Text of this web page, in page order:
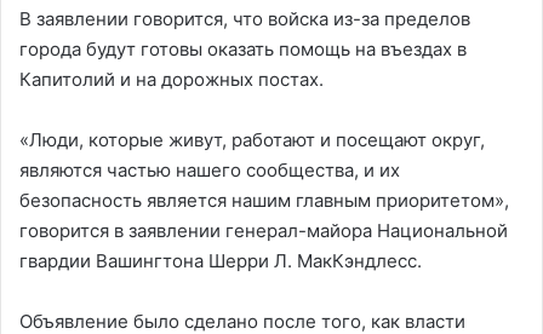
В заявлении говорится, что войска из-за пределов
города будут готовы оказать помощь на въездах в
Капитолий и на дорожных постах.
«Люди, которые живут, работают и посещают округ,
являются частью нашего сообщества, и их
безопасность является нашим главным приоритетом»,
говорится в заявлении генерал-майора Национальной
гвардии Вашингтона Шерри Л. МакКэндлесс.
Объявление было сделано после того, как власти